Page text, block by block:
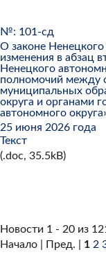
№: 101-сд
О законе Ненецкого
изменения в абзац
Ненецкого
полномочий между
муниципальных
округа и органами
автономного
25 июня 2026 года
Текст
(.doc, 35.5kB)
Новости 1 - 20 из
Начало | Пред. | 1 2